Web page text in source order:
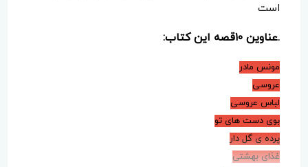
است
.عناوین ۱۰قصه این کتاب:
مونس مادر
عروسی
لباس عروسی
بوی دست های تو
پرده ی گل دار
غذای بهشتی